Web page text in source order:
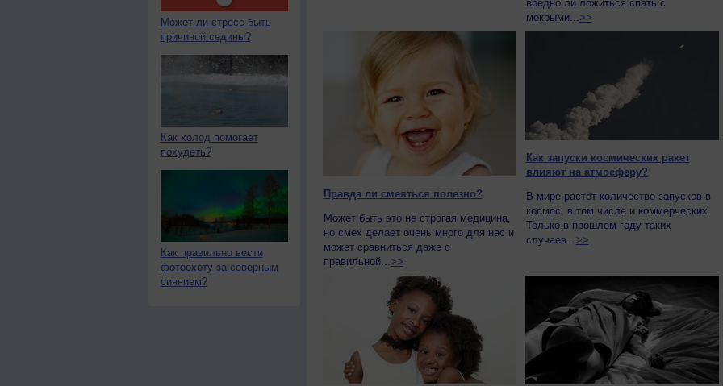
Может ли стресс быть
причиной седины?
Как холод помогает
похудеть?
Как правильно вести
фотоохоту за северным
сиянием?
вредно ли ложиться спать с
мокрыми...>>
Правда ли смеяться полезно?
Может быть это не строгая медицина,
но смех делает очень много для нас и
может сравниться даже с
правильной...>>
Как запуски космических ракет
влияют на атмосферу?
В мире растёт количество запусков в
космос, в том числе и коммерческих.
Только в прошлом году таких
случаев...>>